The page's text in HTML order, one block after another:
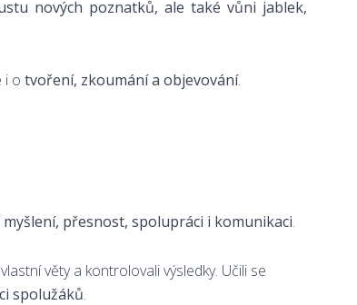
nových poznatků, ale také vůni jablek,
i o tvoření, zkoumání a objevování.
přesnost, spolupráci i komunikaci.
věty a kontrolovali výsledky. Učili se
spolužáků.